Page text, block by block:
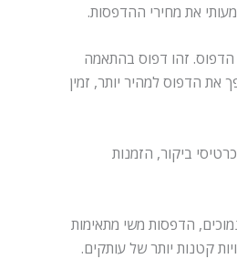
את מחירי ההדפסות.
הדפוס. זהו דפוס בהתאמה
הדפוס למהיר יותר, זמין
ביקור, הזמנות
הדפסות משי מתאימות
קטנות יותר של עותקים.